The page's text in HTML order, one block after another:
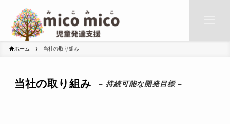
ホーム 当社の取り組み
当社の取り組み – 持続可能な開発目標 –